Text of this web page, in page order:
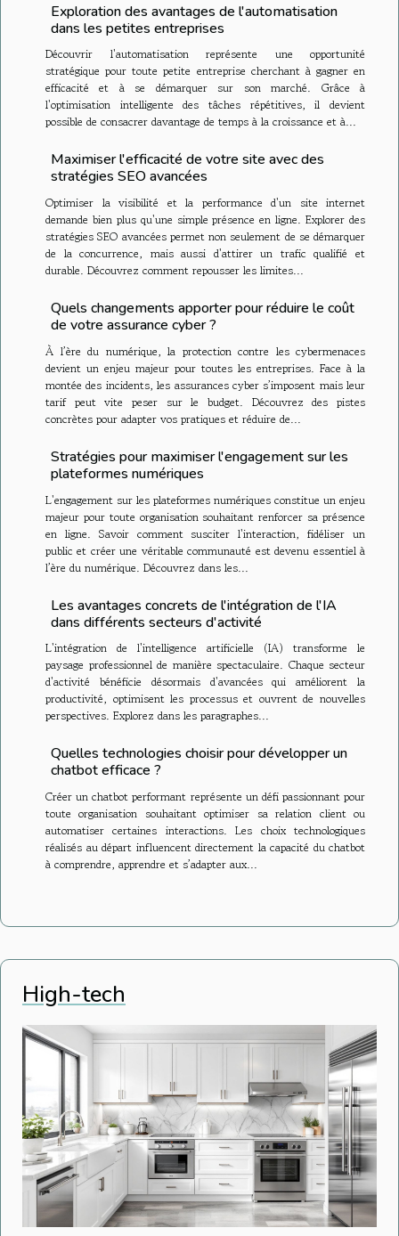
Exploration des avantages de l'automatisation
dans les petites entreprises
Découvrir l'automatisation représente une opportunité
stratégique pour toute petite entreprise cherchant à gagner en
efficacité et à se démarquer sur son marché. Grâce à
l'optimisation intelligente des tâches répétitives, il devient
possible de consacrer davantage de temps à la croissance et à...
Maximiser l'efficacité de votre site avec des
stratégies SEO avancées
Optimiser la visibilité et la performance d'un site internet
demande bien plus qu'une simple présence en ligne. Explorer des
stratégies SEO avancées permet non seulement de se démarquer
de la concurrence, mais aussi d'attirer un trafic qualifié et
durable. Découvrez comment repousser les limites...
Quels changements apporter pour réduire le coût
de votre assurance cyber ?
À l’ère du numérique, la protection contre les cybermenaces
devient un enjeu majeur pour toutes les entreprises. Face à la
montée des incidents, les assurances cyber s’imposent mais leur
tarif peut vite peser sur le budget. Découvrez des pistes
concrètes pour adapter vos pratiques et réduire de...
Stratégies pour maximiser l'engagement sur les
plateformes numériques
L'engagement sur les plateformes numériques constitue un enjeu
majeur pour toute organisation souhaitant renforcer sa présence
en ligne. Savoir comment susciter l'interaction, fidéliser un
public et créer une véritable communauté est devenu essentiel à
l’ère du numérique. Découvrez dans les...
Les avantages concrets de l'intégration de l'IA
dans différents secteurs d'activité
L'intégration de l'intelligence artificielle (IA) transforme le
paysage professionnel de manière spectaculaire. Chaque secteur
d'activité bénéficie désormais d'avancées qui améliorent la
productivité, optimisent les processus et ouvrent de nouvelles
perspectives. Explorez dans les paragraphes...
Quelles technologies choisir pour développer un
chatbot efficace ?
Créer un chatbot performant représente un défi passionnant pour
toute organisation souhaitant optimiser sa relation client ou
automatiser certaines interactions. Les choix technologiques
réalisés au départ influencent directement la capacité du chatbot
à comprendre, apprendre et s’adapter aux...
High-tech